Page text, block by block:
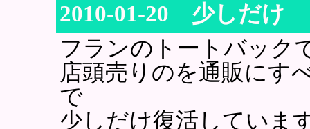
2010-01-20 少しだけ
フランのトートバック
店頭売りのを通販にす
で
少しだけ復活していま